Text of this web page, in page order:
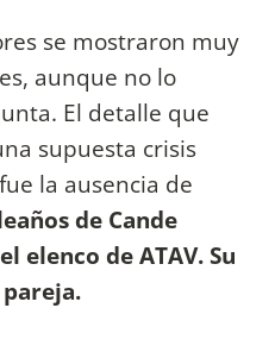
se mostraron muy
aunque no lo
El detalle que
supuesta crisis
la ausencia de
de Cande
elenco de ATAV. Su